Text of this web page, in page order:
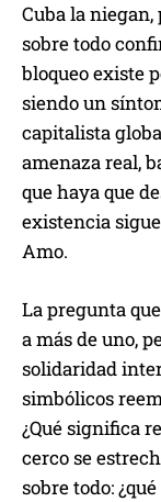
Cuba la
sobre todo
bloqueo existe
siendo un
capitalista
amenaza real,
que haya que
existencia
Amo.
La pregunta
a más de uno,
solidaridad
simbólicos
¿Qué significa
cerco se
sobre todo: